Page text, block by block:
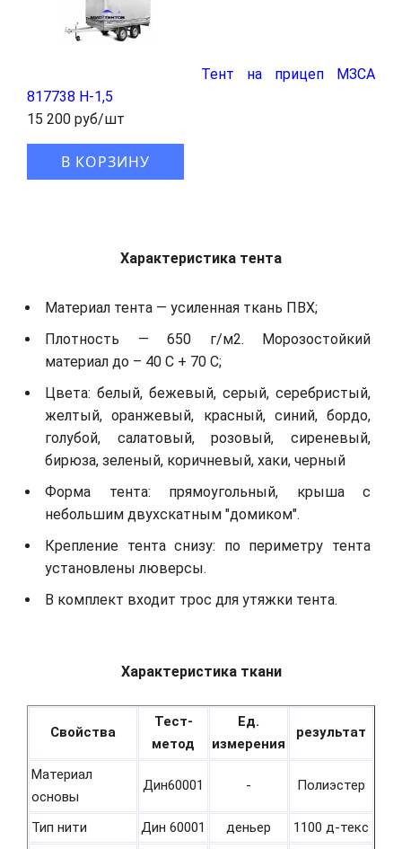
Тент на прицеп МЗСА
817738 H-1,5
15 200 руб/шт
В КОРЗИНУ
Характеристика тента
Материал тента — усиленная ткань ПВХ;
Плотность — 650 г/м2. Морозостойкий
материал до – 40 С + 70 С;
Цвета: белый, бежевый, серый, серебристый,
желтый, оранжевый, красный, синий, бордо,
голубой, салатовый, розовый, сиреневый,
бирюза, зеленый, коричневый, хаки, черный
Форма тента: прямоугольный, крыша с
небольшим двухскатным "домиком".
Крепление тента снизу: по периметру тента
установлены люверсы.
В комплект входит трос для утяжки тента.
Характеристика ткани
Свойства
Тест-
метод
Ед.
измерения
результат
Материал
основы
Дин60001 - Полиэстер
Тип нити Дин 60001 деньер 1100 д-текс